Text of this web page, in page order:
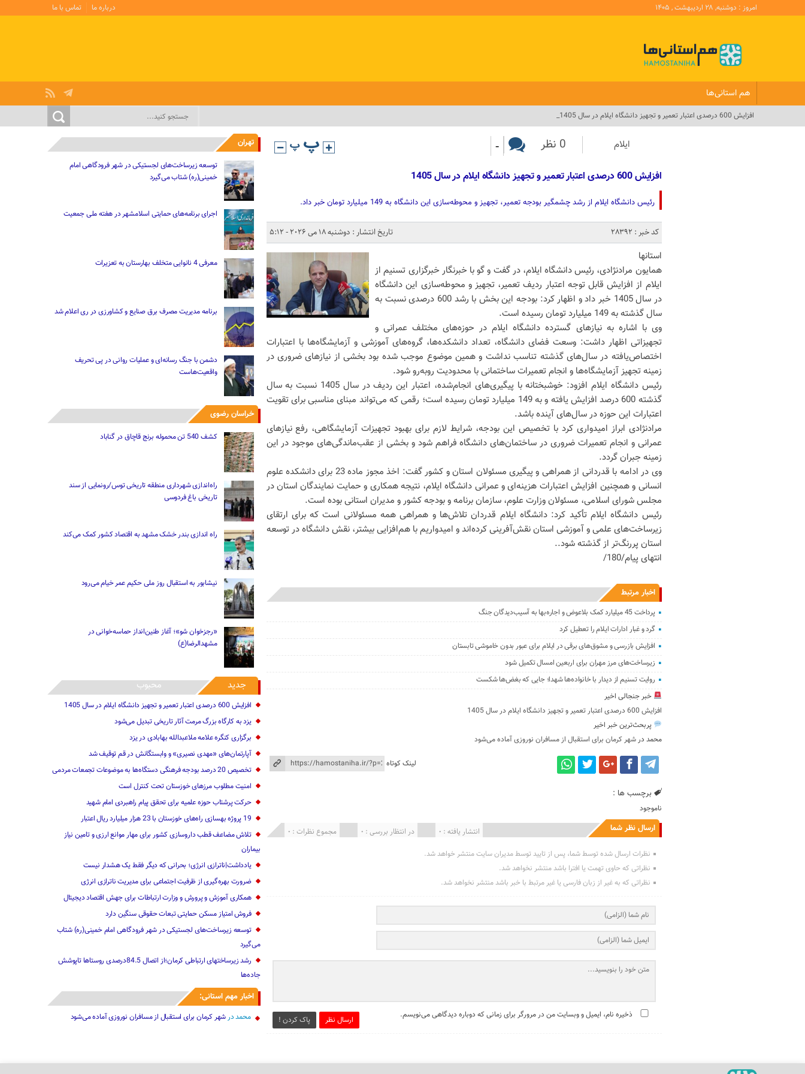
امروز : دوشنبه, ۲۸ اردیبهشت , ۱۴۰۵ درباره ما تماس با ما
هم استانی‌ها
افزایش 600 درصدی اعتبار تعمیر و تجهیز دانشگاه ایلام در سال 1405_
ایلام 0 نظر -
افزایش 600 درصدی اعتبار تعمیر و تجهیز دانشگاه ایلام در سال 1405
رئیس دانشگاه ایلام از رشد چشمگیر بودجه تعمیر، تجهیز و محوطه‌سازی این دانشگاه به 149 میلیارد تومان خبر داد.
کد خبر : 28392
تاریخ انتشار : دوشنبه 18 می 2026 - 5:12
استانها
همایون مرادنژادی، رئیس دانشگاه ایلام، در گفت و گو با خبرنگار خبرگزاری تسنیم از
ایلام از افزایش قابل توجه اعتبار ردیف تعمیر، تجهیز و محوطه‌سازی این دانشگاه
در سال 1405 خبر داد و اظهار کرد: بودجه این بخش با رشد 600 درصدی نسبت به
سال گذشته به 149 میلیارد تومان رسیده است.
وی با اشاره به نیازهای گسترده دانشگاه ایلام در حوزه‌های مختلف عمرانی و
تجهیزاتی اظهار داشت: وسعت فضای دانشگاه، تعداد دانشکده‌ها، گروه‌های آموزشی و آزمایشگاه‌ها با اعتبارات
اختصاص‌یافته در سال‌های گذشته تناسب نداشت و همین موضوع موجب شده بود بخشی از نیازهای ضروری در
زمینه تجهیز آزمایشگاه‌ها و انجام تعمیرات ساختمانی با محدودیت روبه‌رو شود.
رئیس دانشگاه ایلام افزود: خوشبختانه با پیگیری‌های انجام‌شده، اعتبار این ردیف در سال 1405 نسبت به سال
گذشته 600 درصد افزایش یافته و به 149 میلیارد تومان رسیده است؛ رقمی که می‌تواند مبنای مناسبی برای تقویت
اعتبارات این حوزه در سال‌های آینده باشد.
مرادنژادی ابراز امیدواری کرد با تخصیص این بودجه، شرایط لازم برای بهبود تجهیزات آزمایشگاهی، رفع نیازهای
عمرانی و انجام تعمیرات ضروری در ساختمان‌های دانشگاه فراهم شود و بخشی از عقب‌ماندگی‌های موجود در این
زمینه جبران گردد.
وی در ادامه با قدردانی از همراهی و پیگیری مسئولان استان و کشور گفت: اخذ مجوز ماده 23 برای دانشکده علوم
انسانی و همچنین افزایش اعتبارات هزینه‌ای و عمرانی دانشگاه ایلام، نتیجه همکاری و حمایت نمایندگان استان در
مجلس شورای اسلامی، مسئولان وزارت علوم، سازمان برنامه و بودجه کشور و مدیران استانی بوده است.
رئیس دانشگاه ایلام تأکید کرد: دانشگاه ایلام قدردان تلاش‌ها و همراهی همه مسئولانی است که برای ارتقای
زیرساخت‌های علمی و آموزشی استان نقش‌آفرینی کرده‌اند و امیدواریم با هم‌افزایی بیشتر، نقش دانشگاه در توسعه
استان پررنگ‌تر از گذشته شود..
انتهای پیام/180/
اخبار مرتبط
پرداخت 45 میلیارد ‌کمک بلاعوض و اجاره‌بها به آ‌سیب‌دیدگان جنگ‌‌
گرد و غبار ادارات ایلام را تعطیل کرد
افزایش بازرسی‌ و مشوق‌های برقی در ایلام برای عبور بدون خاموشی تابستان
زیرساخت‌های مرز مهران برای اربعین امسال تکمیل شود
روایت تسنیم از دیدار با خانواده‌ها شهدا؛ جایی که بغض‌ها شکست
خبر جنجالی اخیر
افزایش 600 درصدی اعتبار تعمیر و تجهیز دانشگاه ایلام در سال 1405
پربحث‌ترین خبر اخیر
محمد درشهر کرمان برای استقبال از مسافران نوروزی آماده می‌شود
لینک کوتاه
برچسب ها :
ناموجود
ارسال نظر شما مجموع نظرات : 0 در انتظار بررسی : 0 انتشار یافته : 0
نظرات ارسال شده توسط شما، پس از تایید توسط مدیران سایت منتشر خواهد شد.
نظراتی که حاوی تهمت یا افترا باشد منتشر نخواهد شد.
نظراتی که به غیر از زبان فارسی یا غیر مرتبط با خبر باشد منتشر نخواهد شد.
ارسال نظر پاک کردن ! ذخیره نام، ایمیل و وبسایت من در مرورگر برای زمانی که دوباره دیدگاهی می‌نویسم.
تهران
توسعه زیرساخت‌های لجستیکی در شهر فرودگاهی امام
خمینی(ره) شتاب می‌گیرد
اجرای برنامه‌های حمایتی اسلامشهر در هفته ملی جمعیت
معرفی 4 نانوایی متخلف بهارستان به تعزیرات
برنامه مدیریت مصرف برق صنایع و کشاورزی در ری اعلام شد
دشمن با جنگ رسانه‌ای و عملیات روانی در پی تحریف
واقعیت‌هاست
خراسان رضوی
کشف 540 تن محموله برنج قاچاق در گناباد
راه‌اندازی شهرداری منطقه تاریخی توس/رونمایی از سند
تاریخی باغ فردوسی
راه اندازی بندر خشک مشهد به اقتصاد کشور کمک می‌کند
نیشابور به استقبال روز ملی حکیم عمر خیام می‌رود
«رجزخوان‌ شو»؛ آغاز طنین‌انداز حماسه‌خوانی در
مشهدالرضا(ع)
جدید محبوب
افزایش 600 درصدی اعتبار تعمیر و تجهیز دانشگاه ایلام در سال 1405
یزد به کارگاه بزرگ مرمت آثار تاریخی تبدیل می‌شود
برگزاری کنگره علامه ملاعبدالله بهابادی در یزد
آپارتمان‌های «مهدی نصیری» و وابستگانش در قم توقیف شد
تخصیص 20 درصد بودجه فرهنگی دستگاه‌ها به موضوعات تجمعات مردمی
امنیت مطلوب مرزهای خوزستان تحت کنترل است
حرکت پرشتاب حوزه علمیه برای تحقق پیام راهبردی امام شهید
19 پروژه بهسازی راه‌های خوزستان با 23 هزار میلیارد ریال اعتبار
تلاش مضاعف قطب داروسازی کشور برای مهار موانع ارزی و تامین نیاز
بیماران
یادداشت|ناترازی انرژی؛ بحرانی که دیگر فقط یک هشدار نیست
ضرورت بهره‌گیری از ظرفیت اجتماعی برای مدیریت ناترازی انرژی
همکاری آموزش و پرورش و وزارت ارتباطات برای جهش اقتصاد دیجیتال
فروش امتیاز مسکن حمایتی تبعات حقوقی سنگین دارد
توسعه زیرساخت‌های لجستیکی در شهر فرودگاهی امام خمینی(ره) شتاب
می‌گیرد
رشد زیرساختهای ارتباطی کرمان؛از اتصال 84.5درصدی روستاها تاپوشش
جاده‌ها
اخبار مهم استانی:
محمددر شهر کرمان برای استقبال از مسافران نوروزی آماده می‌شود